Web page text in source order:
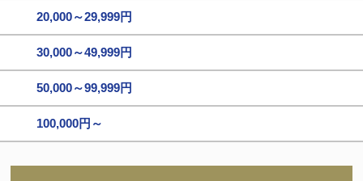
20,000～29,999円
30,000～49,999円
50,000～99,999円
100,000円～